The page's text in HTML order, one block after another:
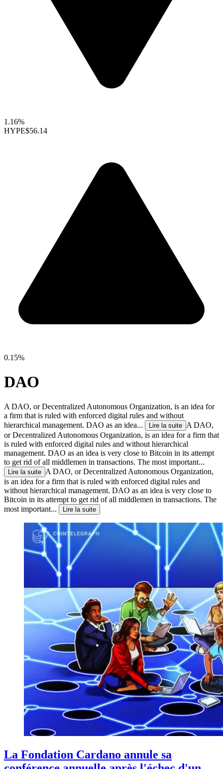
1.16%
HYPE$56.14
0.15%
DAO
A DAO, or Decentralized Autonomous Organization, is an idea for
a firm that is ruled with enforced digital rules and without
hierarchical management. DAO as an idea...
Lire la suite A DAO,
or Decentralized Autonomous Organization, is an idea for a firm that
is ruled with enforced digital rules and without hierarchical
management. DAO as an idea is very close to Bitcoin in its attempt
to get rid of all middlemen in transactions. The most important...
Lire la suite A DAO, or Decentralized Autonomous Organization,
is an idea for a firm that is ruled with enforced digital rules and
without hierarchical management. DAO as an idea is very close to
Bitcoin in its attempt to get rid of all middlemen in transactions. The
most important...
Lire la suite
La Fondation Cardano annule sa